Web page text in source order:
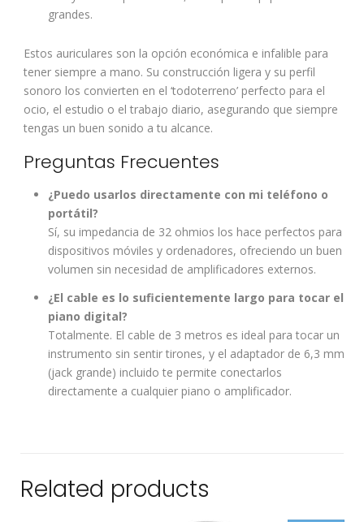
grandes.
Estos auriculares son la opción económica e infalible para
tener siempre a mano. Su construcción ligera y su perfil
sonoro los convierten en el ‘todoterreno’ perfecto para el
ocio, el estudio o el trabajo diario, asegurando que siempre
tengas un buen sonido a tu alcance.
Preguntas Frecuentes
¿Puedo usarlos directamente con mi teléfono o
portátil?
Sí, su impedancia de 32 ohmios los hace perfectos para
dispositivos móviles y ordenadores, ofreciendo un buen
volumen sin necesidad de amplificadores externos.
¿El cable es lo suficientemente largo para tocar el
piano digital?
Totalmente. El cable de 3 metros es ideal para tocar un
instrumento sin sentir tirones, y el adaptador de 6,3 mm
(jack grande) incluido te permite conectarlos
directamente a cualquier piano o amplificador.
Related products